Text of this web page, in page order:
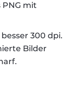
mit
300 dpi.
Bilder